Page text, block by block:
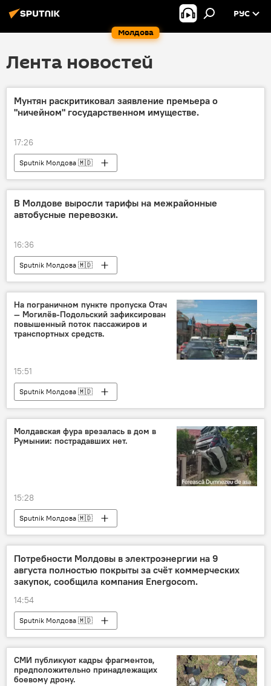
Молдова
РУС
Лента новостей
Мунтян раскритиковал заявление премьера о
"ничейном" государственном имуществе.
17:26
Sputnik Молдова 🇲🇩
В Молдове выросли тарифы на межрайонные
автобусные перевозки.
16:36
Sputnik Молдова 🇲🇩
На пограничном пункте пропуска Отач
— Могилёв-Подольский зафиксирован
повышенный поток пассажиров и
транспортных средств.
15:51
Sputnik Молдова 🇲🇩
Молдавская фура врезалась в дом в
Румынии: пострадавших нет.
15:28
Sputnik Молдова 🇲🇩
Потребности Молдовы в электроэнергии на 9
августа полностью покрыты за счёт коммерческих
закупок, сообщила компания Energocom.
14:54
Sputnik Молдова 🇲🇩
СМИ публикуют кадры фрагментов,
предположительно принадлежащих
боевому дрону.